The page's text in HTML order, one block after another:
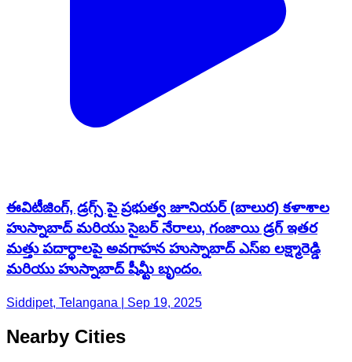
ఈవిటీజింగ్, డ్రగ్స్ పై ప్రభుత్వ జూనియర్ (బాలుర) కళాశాల
హుస్నాబాద్ మరియు సైబర్ నేరాలు, గంజాయి డ్రగ్ ఇతర
మత్తు పదార్థాలపై అవగాహన హుస్నాబాద్ ఎస్ఐ లక్ష్మారెడ్డి
మరియు హుస్నాబాద్ షీమ్టీ బృందం.
Siddipet, Telangana | Sep 19, 2025
Nearby Cities